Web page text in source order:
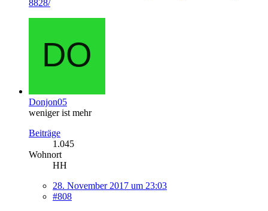
8828/
Donjon05
weniger ist mehr
Beiträge
1.045
Wohnort
HH
28. November 2017 um 23:03
#808